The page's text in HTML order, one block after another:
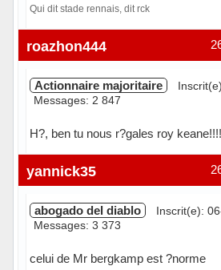
Qui dit stade rennais, dit rck
Hors ligne
roazhon444
Actionnaire majoritaire
Messages: 2 847
H?, ben tu nous r?gales roy keane!!!!
Hors ligne
yannick35
abogado del diablo
Inscrit(e):
Messages: 3 373
celui de Mr bergkamp est ?norme